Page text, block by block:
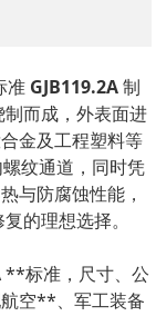
准 GJB119.2A制
而成，外表面进
金及工程塑料等
纹通道，同时凭
与防腐蚀性能，
的理想选择。
**标准，尺寸、公
空**、军工装备